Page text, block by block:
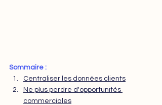
Sommaire :
Centraliser les données clients
Ne plus perdre d'opportunités
commerciales